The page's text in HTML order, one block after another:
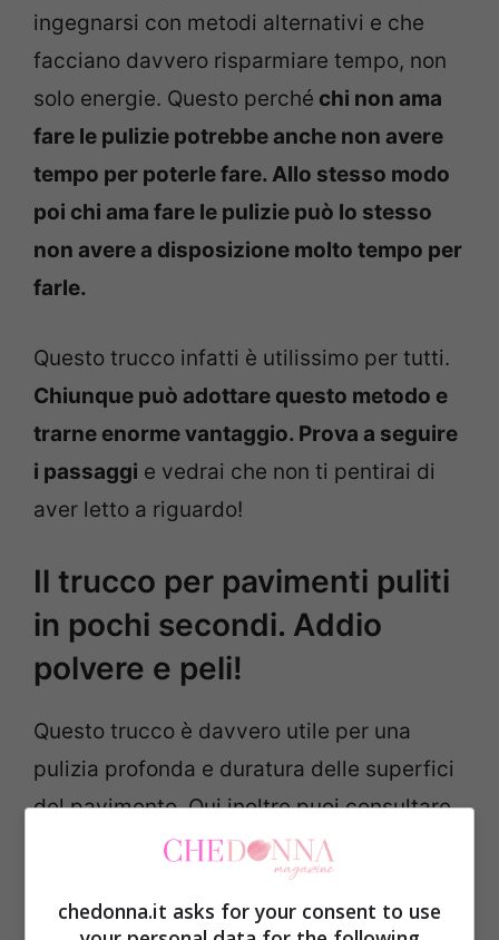
ingegnarsi con metodi alternativi e che
facciano davvero risparmiare tempo, non
solo energie. Questo perché chi non ama
fare le pulizie potrebbe anche non avere
tempo per poterle fare. Allo stesso modo
poi chi ama fare le pulizie può lo stesso
non avere a disposizione molto tempo per
farle.
Questo trucco infatti è utilissimo per tutti.
Chiunque può adottare questo metodo e
trarne enorme vantaggio. Prova a seguire
i passaggi e vedrai che non ti pentirai di
aver letto a riguardo!
Il trucco per pavimenti puliti
in pochi secondi. Addio
polvere e peli!
Questo trucco è davvero utile per una
pulizia profonda e duratura delle superfici
del pavimento. Qui inoltre puoi consultare
un altro trucco davvero molto efficace per
e che ti aiuterà sicuramente.
Per quanto riguarda i pavimenti invece ti
chedonna.it asks for your consent to use